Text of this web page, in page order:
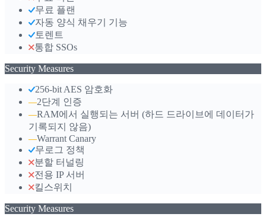
무료 플랜
자동 양식 채우기 기능
토렌트
통합 SSOs
Security Measures
256-bit AES 암호화
—2단계 인증
—RAM에서 실행되는 서버 (하드 드라이브에 데이터가
기록되지 않음)
—Warrant Canary
무로그 정책
분할 터널링
전용 IP 서버
킬스위치
Security Measures